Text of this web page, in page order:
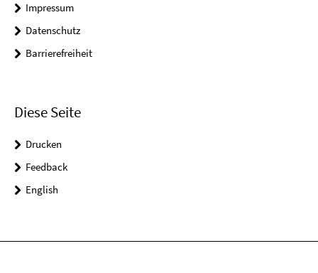
Impressum
Datenschutz
Barrierefreiheit
Diese Seite
Drucken
Feedback
English